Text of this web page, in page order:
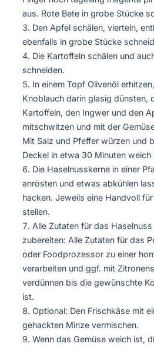
aus. Rote Bete in grobe Stücke
Den Apfel schälen, vierteln,
ebenfalls in grobe Stücke
Die Kartoffeln schälen und
schneiden.
In einem Topf Olivenöl
Knoblauch darin glasig dünsten,
Kartoffeln, den Ingwer und den
mitschwitzen und mit der
Mit Salz und Pfeffer würzen und
Deckel in etwa 30 Minuten weich
Die Haselnusskerne in einer
anrösten und etwas abkühlen
hacken. Jeweils eine Handvoll
stellen.
Alle Zutaten für das
zubereiten: Alle Zutaten für das
oder Foodprozessor zu einer
verarbeiten und ggf. mit
verdünnen bis die gewünschte
ist.
Optional: Den Frischkäse mit
gehackten Minze vermischen.
Wenn das Gemüse weich ist,